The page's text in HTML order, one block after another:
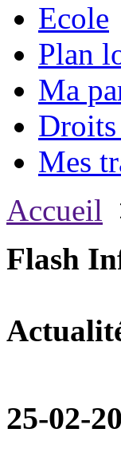
Ecole
Plan
Ma
Droits
Mes
Accueil
Flash
25-02-